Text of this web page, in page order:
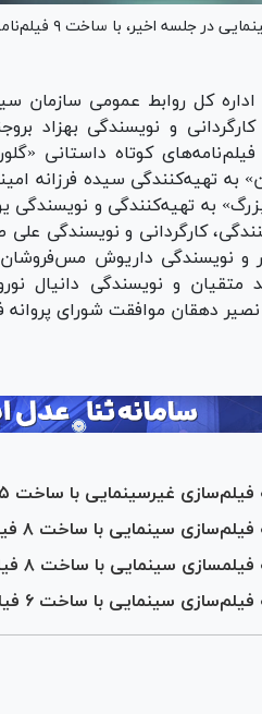
اخیر، با ساخت ۹ فیلم‌نامه موافقت کرد.
کل روابط عمومی سازمان
و نویسندگی بهزاد
کوتاه داستانی
به تهیه‌کنندگی سیده فرزانه
به تهیه‌کنندگی و
کارگردانی و نویسندگی علی
و نویسندگی داریوش
متقیان و نویسندگی دانیال
نصیر دهقان موافقت شورای
غیرسینمایی با ساخت ۵ فیلم‌نامه
سینمایی با ساخت ۸ فیلم‌نامه
سینمایی با ساخت ۸ فیلم‌نامه
سینمایی با ساخت ۶ فیلم‌نامه